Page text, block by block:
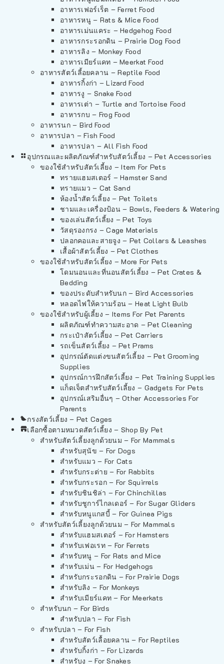
อาหารเฟอร์เร็ต – Ferret Food
อาหารหนู – Rats & Mice Food
อาหารเม่นแคระ – Hedgehog Food
อาหารกระรอกดิน – Prairie Dog Food
อาหารลิง – Monkey Food
อาหารเมียร์แคท – Meerkat Food
อาหารสัตว์เลี้อยคลาน – Reptile Food
อาหารกิ้งก่า – Lizard Food
อาหารงู – Snake Food
อาหารเต่า – Turtle and Tortoise Food
อาหารกบ – Frog Food
อาหารนก – Bird Food
อาหารปลา – Fish Food
อาหารปลา – All Fish Food
อุปกรณและผลิตภัณฑ์สำหรับสัตว์เลี้ยง – Pet Accessories
ของใช้สำหรับสัตว์เลี้ยง – Item For Pets
ทรายแฮมสเตอร์ – Hamster Sand
ทรายแมว – Cat Sand
ห้องน้ำสัตว์เลี้ยง – Pet Toilets
ชามและเครื่องป้อน – Bowls, Feeders & Watering
ของเล่นสัตว์เลี้ยง – Pet Toys
วัสดุรองกรง – Cage Materials
ปลอกคอและสายจูง – Pet Collars & Leashes
เสื้อผ้าสัตว์เลี้ยง – Pet Clothes
ของใช้สำหรับสัตว์เลี้ยง – More For Pets
โดมนอนและที่นอนสัตว์เลี้ยง – Pet Crates &
Bedding
ของประดับสำหรับนก – Bird Accessories
หลอดไฟให้ความร้อน – Heat Light Bulb
ของใช้สำหรับผู้เลี้ยง – Items For Pet Parents
ผลิตภัณฑ์ทำความสะอาด – Pet Cleaning
กระเป๋าสัตว์เลี้ยง – Pet Carriers
รถเข็นสัตว์เลี้ยง – Pet Prams
อุปกรณ์ตัดแต่งขนสัตว์เลี้ยง – Pet Grooming
Supplies
อุปกรณ์การฝึกสัตว์เลี้ยง – Pet Training Supplies
แก็ดเจ็ตสำหรับสัตว์เลี้ยง – Gadgets For Pets
อุปกรณ์เสริมอื่นๆ – Other Accessories For
Parents
กรงสัตว์เลี้ยง – Pet Cages
เลือกซื้อตามหมวดสัตว์เลี้ยง – Shop By Pet
สำหรับสัตว์เลี้ยงลูกด้วยนม – For Mammals
สำหรับสุนัข – For Dogs
สำหรับแมว – For Cats
สำหรับกระต่าย – For Rabbits
สำหรับกระรอก – For Squirrels
สำหรับชินชิล่า – For Chinchillas
สำหรับชูการ์ไกลเดอร์ – For Sugar Gliders
สำหรับหนูแกสบี้ – For Guinea Pigs
สำหรับสัตว์เลี้ยงลูกด้วยนม – For Mammals
สำหรับแฮมสเตอร์ – For Hamsters
สำหรับเฟอเรท – For Ferrets
สำหรับหนู – For Rats and Mice
สำหรับเม่น – For Hedgehogs
สำหรับกระรอกดิน – For Prairie Dogs
สำหรับลิง – For Monkeys
สำหรับเมียร์แคท – For Meerkats
สำหรับนก – For Birds
สำหรับปลา – For Fish
สำหรับปลา – For Fish
สำหรับสัตว์เลื้อยคลาน – For Reptiles
สำหรับกิ้งก่า – For Lizards
สำหรับงู – For Snakes